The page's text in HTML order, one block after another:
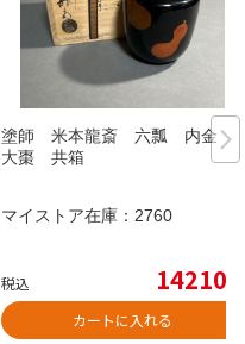
塗師 米本龍斎 六瓢 内金
大棗 共箱
マイストア在庫： 2760
税込 14210
カートに入れる